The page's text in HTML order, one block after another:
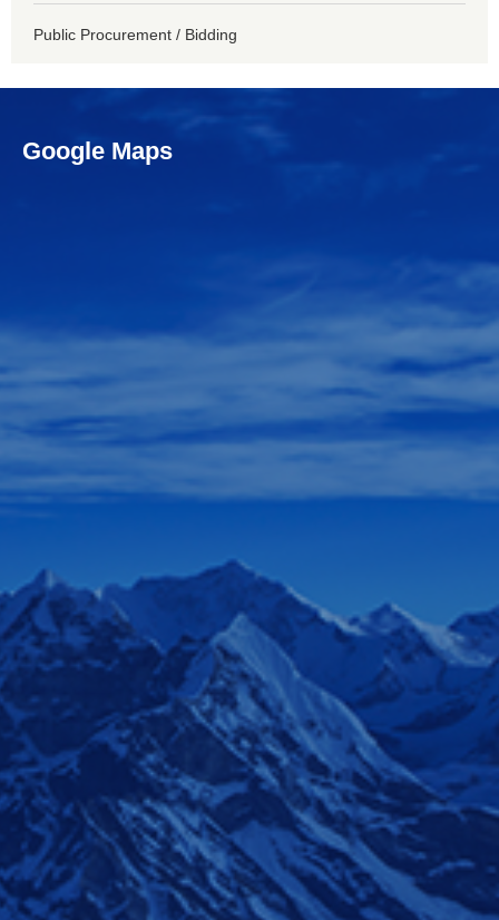
Public Procurement / Bidding
Google Maps